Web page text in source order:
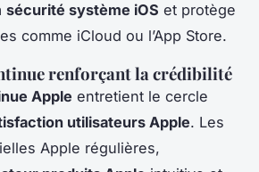
sécurité système iOS et protège
comme iCloud ou l’App Store.
renforçant la crédibilité
Apple entretient le cercle
utilisateurs Apple. Les
Apple régulières,